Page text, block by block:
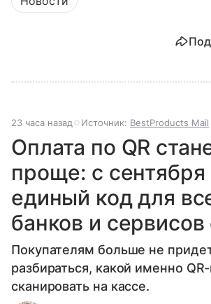
23 часа назад Источник: BestProducts Mail
Оплата по QR
проще: с сентября
единый код для
банков и сервисов
Покупателям больше не
разбираться, какой именно
сканировать на кассе.